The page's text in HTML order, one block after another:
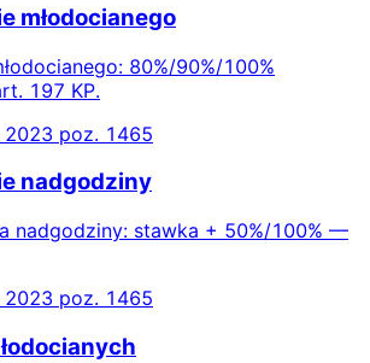
młodocianego
80%/90%/100%
197 KP.
2023 poz. 1465
nadgodziny
nadgodziny: stawka + 50%/100% —
2023 poz. 1465